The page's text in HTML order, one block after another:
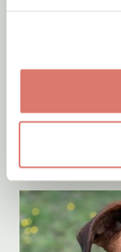
Adoptie
Amersfoort